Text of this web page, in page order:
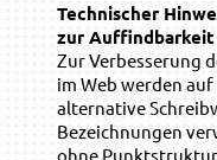
Technischer
zur Auffindbarkeit
Zur Verbesserung
im Web werden
alternative
Bezeichnungen
ohne